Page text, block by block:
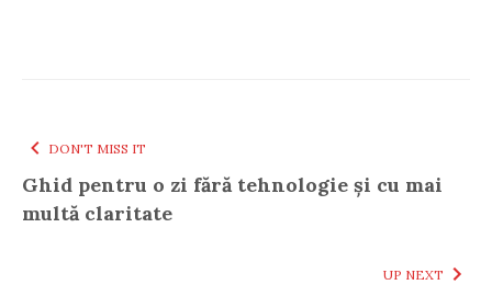
DON'T MISS IT
Ghid pentru o zi fără tehnologie și cu mai
multă claritate
UP NEXT